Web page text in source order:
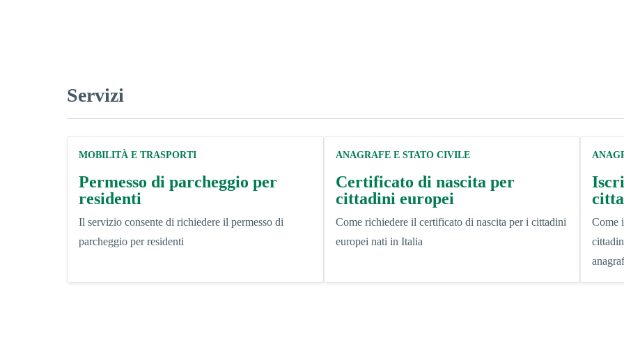
Servizi
MOBILITÀ E TRASPORTI
Permesso di parcheggio per
residenti
Il servizio consente di richiedere il permesso di
parcheggio per residenti
ANAGRAFE E STATO CIVILE
Certificato di nascita per
cittadini europei
Come richiedere il certificato di nascita per i cittadini
europei nati in Italia
Come